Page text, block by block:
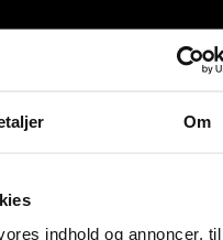
Om
indhold og annoncer,